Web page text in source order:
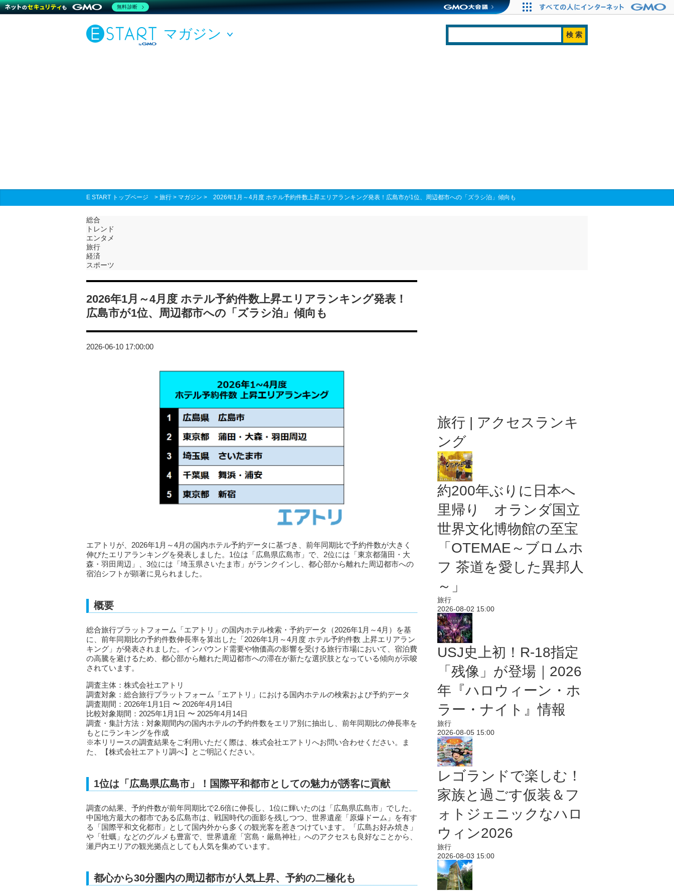
マガジン
E START トップページ > 旅行 > マガジン > 2026年1月～4月度 ホテル予約件数上昇エリアランキング発表！広島市が1位、周辺都市への「ズラシ泊」傾向も
総合
トレンド
エンタメ
旅行
経済
スポーツ
2026年1月～4月度 ホテル予約件数上昇エリアランキング発表！
広島市が1位、周辺都市への「ズラシ泊」傾向も
2026-06-10 17:00:00
エアトリが、2026年1月～4月の国内ホテル予約データに基づき、前年同期比で予約件数が大きく
伸びたエリアランキングを発表しました。1位は「広島県広島市」で、2位には「東京都蒲田・大
森・羽田周辺」、3位には「埼玉県さいたま市」がランクインし、都心部から離れた周辺都市への
宿泊シフトが顕著に見られました。
概要
総合旅行プラットフォーム「エアトリ」の国内ホテル検索・予約データ（2026年1月～4月）を基
に、前年同期比の予約件数伸長率を算出した「2026年1月～4月度 ホテル予約件数 上昇エリアラン
キング」が発表されました。インバウンド需要や物価高の影響を受ける旅行市場において、宿泊費
の高騰を避けるため、都心部から離れた周辺都市への滞在が新たな選択肢となっている傾向が示唆
されています。
調査主体：株式会社エアトリ
調査対象：総合旅行プラットフォーム「エアトリ」における国内ホテルの検索および予約データ
調査期間：2026年1月1日 〜 2026年4月14日
比較対象期間：2025年1月1日 〜 2025年4月14日
調査・集計方法：対象期間内の国内ホテルの予約件数をエリア別に抽出し、前年同期比の伸長率を
もとにランキングを作成
※本リリースの調査結果をご利用いただく際は、株式会社エアトリへお問い合わせください。ま
た、【株式会社エアトリ調べ】とご明記ください。
1位は「広島県広島市」！国際平和都市としての魅力が誘客に貢献
調査の結果、予約件数が前年同期比で2.6倍に伸長し、1位に輝いたのは「広島県広島市」でした。
中国地方最大の都市である広島市は、戦国時代の面影を残しつつ、世界遺産「原爆ドーム」を有す
る「国際平和文化都市」として国内外から多くの観光客を惹きつけています。「広島お好み焼き」
や「牡蠣」などのグルメも豊富で、世界遺産「宮島・厳島神社」へのアクセスも良好なことから、
瀬戸内エリアの観光拠点としても人気を集めています。
都心から30分圏内の周辺都市が人気上昇、予約の二極化も
旅行 | アクセスランキ
ング
約200年ぶりに日本へ
里帰り オランダ国立
世界文化博物館の至宝
「OTEMAE～ブロムホ
フ 茶道を愛した異邦人
～」
旅行
2026-08-02 15:00
USJ史上初！R-18指定
「残像」が登場｜2026
年『ハロウィーン・ホ
ラー・ナイト』情報
旅行
2026-08-05 15:00
レゴランドで楽しむ！
家族と過ごす仮装＆フ
ォトジェニックなハロ
ウィン2026
旅行
2026-08-03 15:00
無料診断